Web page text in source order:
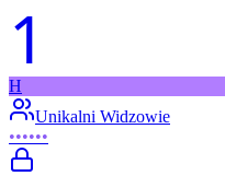
1
H
Unikalni Widzowie
••••••